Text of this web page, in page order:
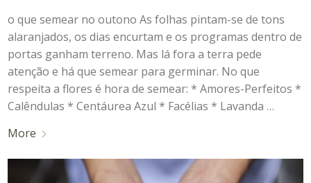
o que semear no outono As folhas pintam-se de tons
alaranjados, os dias encurtam e os programas dentro de
portas ganham terreno. Mas lá fora a terra pede
atenção e há que semear para germinar. No que
respeita a flores é hora de semear: * Amores-Perfeitos *
Calêndulas * Centáurea Azul * Facélias * Lavanda …
More